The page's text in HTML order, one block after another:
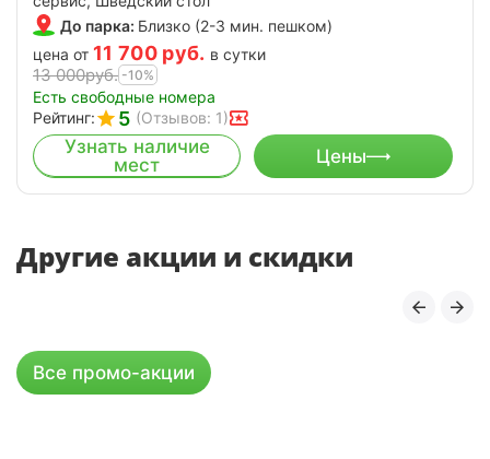
До парка: Близко (2-3 мин. пешком)
цена от 11 700 руб. в сутки
13 000руб. -10%
Есть свободные номера
Рейтинг:
5 (Отзывов: 1)
Узнать наличие
мест
Цены
Другие акции и скидки
Все промо-акции